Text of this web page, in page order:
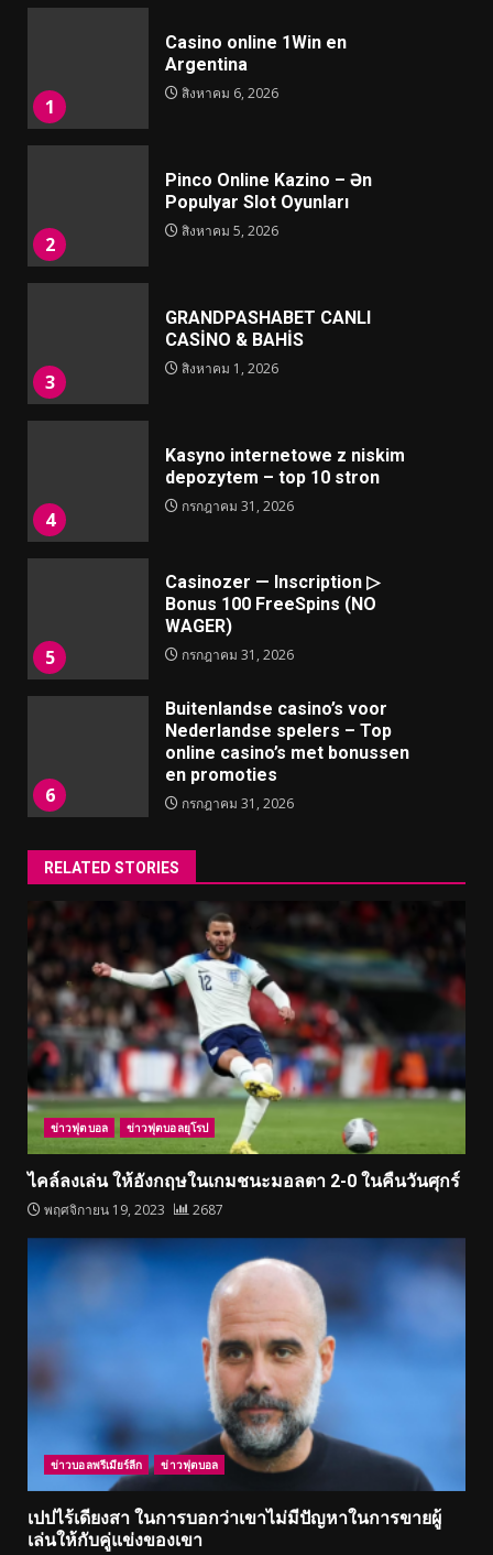
1
Casino online 1Win en
Argentina
สิงหาคม 6, 2026
2
Pinco Online Kazino – Ən
Populyar Slot Oyunları
สิงหาคม 5, 2026
3
GRANDPASHABET CANLI
CASİNO & BAHİS
สิงหาคม 1, 2026
4
Kasyno internetowe z niskim
depozytem – top 10 stron
กรกฎาคม 31, 2026
5
Casinozer — Inscription ▷
Bonus 100 FreeSpins (NO
WAGER)
กรกฎาคม 31, 2026
6
Buitenlandse casino’s voor
Nederlandse spelers – Top
online casino’s met bonussen
en promoties
กรกฎาคม 31, 2026
RELATED STORIES
ข่าวฟุตบอล ข่าวฟุตบอลยุโรป
ไคล์ลงเล่น ให้อังกฤษในเกมชนะมอลตา 2-0 ในคืนวันศุกร์
พฤศจิกายน 19, 2023 2687
ข่าวบอลพรีเมียร์ลีก ข่าวฟุตบอล
เปปไร้เดียงสา ในการบอกว่าเขาไม่มีปัญหาในการขายผู้
เล่นให้กับคู่แข่งของเขา